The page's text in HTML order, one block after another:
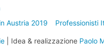
Austria 2019 Professionisti
| Idea & realizzazione Paolo